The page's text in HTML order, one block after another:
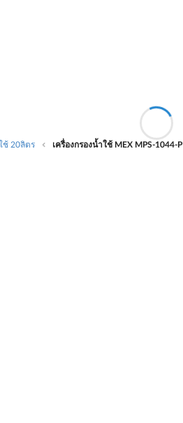
ช้ 20ลิตร เครื่องกรองน้ำใช้ MEX MPS-1044-P